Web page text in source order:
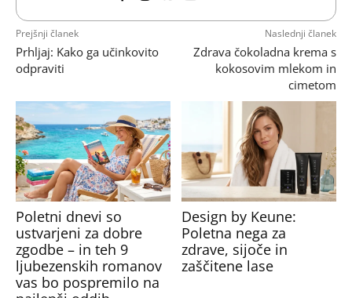
Prejšnji članek
Prhljaj: Kako ga učinkovito
odpraviti
Naslednji članek
Zdrava čokoladna krema s
kokosovim mlekom in
cimetom
Poletni dnevi so
ustvarjeni za dobre
zgodbe – in teh 9
ljubezenskih romanov
vas bo pospremilo na
Design by Keune:
Poletna nega za
zdrave, sijoče in
zaščitene lase